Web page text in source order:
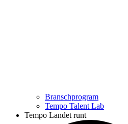
Branschprogram
Tempo Talent Lab
Tempo Landet runt